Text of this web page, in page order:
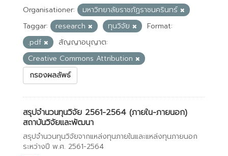
Organisationer:
มหาวิทยาลัยราชภัฏราชนครินทร์
Taggar:
research ทุนวิจัย
Format:
.pdf
สัญญาอนุญาต:
Creative Commons Attribution
กรองผลลัพธ์
สรุปจำนวนทุนวิจัย 2561-2564 (ภายใน-ภายนอก)
สถาบันวิจัยและพัฒนา
สรุปจำนวนทุนวิจัยจากแหล่งทุนภายในและแหล่งทุนภายนอก
ระหว่างปี พ.ศ. 2561-2564